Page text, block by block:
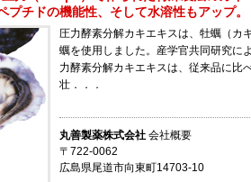
プチドの機能性、そして水溶性もアップ。
圧力酵素分解カキエキスは、牡蠣（カ
蠣を使用しました。産学官共同研究に
力酵素分解カキエキスは、従来品に比
壮．．．
丸善製薬株式会社 会社概要
〒722-0062
広島県尾道市向東町14703-10